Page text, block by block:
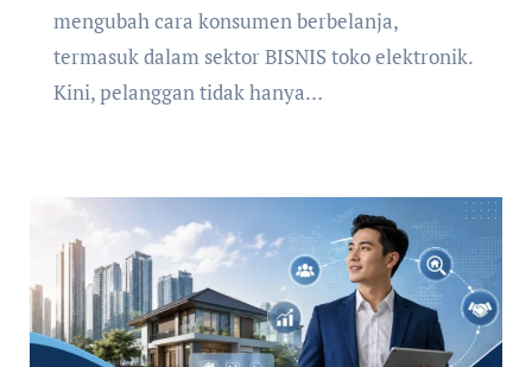
mengubah cara konsumen berbelanja,
termasuk dalam sektor BISNIS toko elektronik.
Kini, pelanggan tidak hanya…